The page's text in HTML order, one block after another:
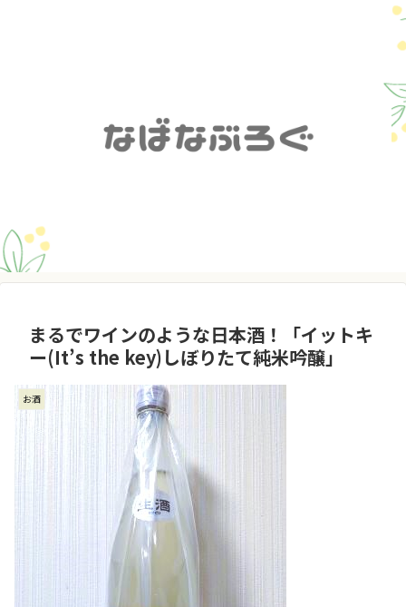
まるでワインのような日本酒！「イットキ
ー(It’s the key)しぼりたて純米吟醸」
お酒